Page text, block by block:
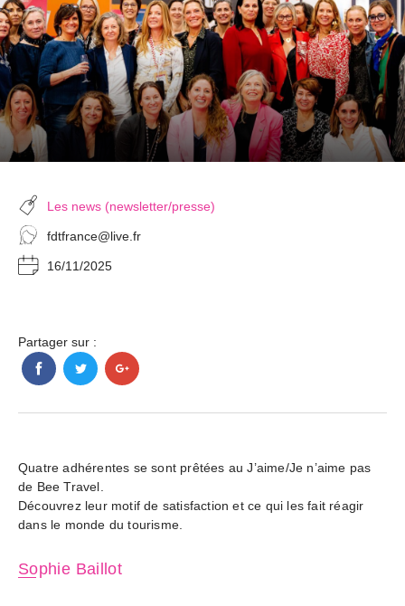
Les news (newsletter/presse)
fdtfrance@live.fr
16/11/2025
Partager sur :
Quatre adhérentes se sont prêtées au J’aime/Je n’aime pas
de Bee Travel.
Découvrez leur motif de satisfaction et ce qui les fait réagir
dans le monde du tourisme.
Sophie Baillot